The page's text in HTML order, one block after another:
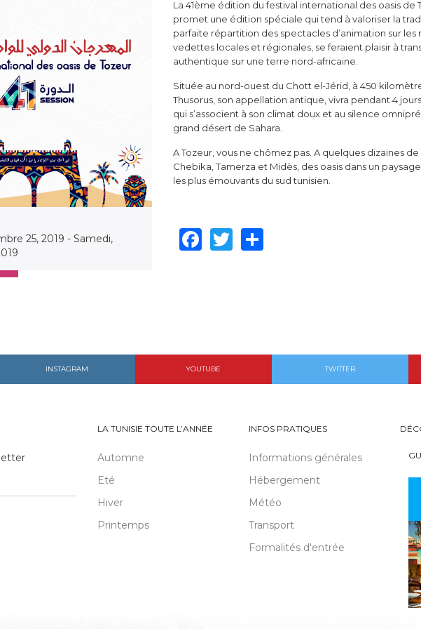
25, 2019 - Samedi,
La 41ème édition du festival international des oasis de
promet une édition spéciale qui tend à valoriser la
parfaite répartition des spectacles d’animation sur
vedettes locales et régionales, se feraient plaisir à
authentique sur une terre nord-africaine.
Située au nord-ouest du Chott el-Jérid, à 450
Thusorus, son appellation antique, vivra pendant 4
qui s’associent à son climat doux et au silence
grand désert de Sahara.
A Tozeur, vous ne chômez pas. A quelques dizaines
Chebika, Tamerza et Midès, des oasis dans un
les plus émouvants du sud tunisien.
Facebook
Twitter
INSTAGRAM YOUTUBE TWITTER
LA TUNISIE TOUTE L’ANNÉE
Automne
Eté
Hiver
Printemps
INFOS PRATIQUES
Informations générales
Hébergement
Météo
Transport
Formalités d'entrée